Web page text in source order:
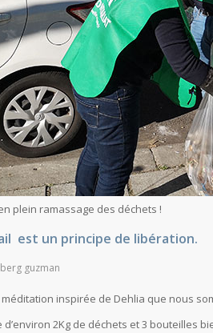
plein ramassage des déchets !
est un principe de libération.
guzman
méditation inspirée de Dehlia que nous
d’environ 2Kg de déchets et 3 bouteilles